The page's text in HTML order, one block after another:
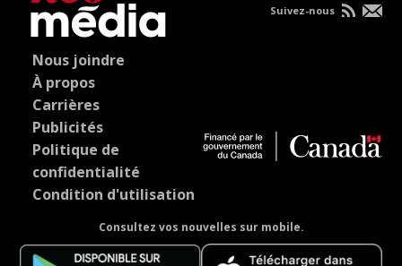
Nous joindre
À propos
Carrières
Publicités
Politique de
confidentialité
Condition d'utilisation
Consultez vos nouvelles sur mobile.
Suivez-nous